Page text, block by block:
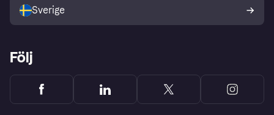
Developers portal
Sverige
Följ